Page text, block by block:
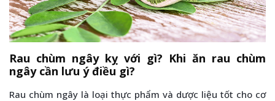
Rau chùm ngây kỵ với gì? Khi ăn rau chùm
ngây cần lưu ý điều gì?
Rau chùm ngây là loại thực phẩm và dược liệu tốt cho cơ